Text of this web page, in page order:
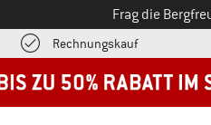
Frag die
RechnungskaufFinde die